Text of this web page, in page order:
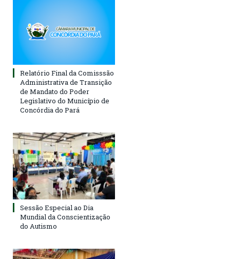
Relatório Final da Comisssão
Administrativa de Transição
de Mandato do Poder
Legislativo do Município de
Concórdia do Pará
Sessão Especial ao Dia
Mundial da Conscientização
do Autismo